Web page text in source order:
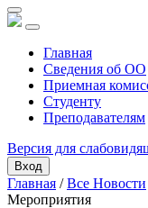
Главная
Сведения об ОО
Приемная
Студенту
Преподавателям
Версия для
Вход
Главная /Все Новости
Мероприятия